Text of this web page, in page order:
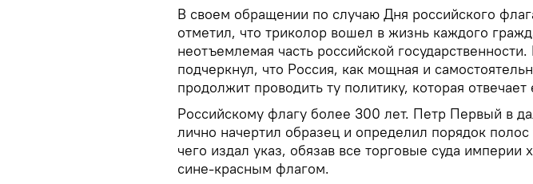
В своем обращении по случаю Дня российского
отметил, что триколор вошел в жизнь каждого
неотъемлемая часть российской
подчеркнул, что Россия, как мощная и
продолжит проводить ту политику, которая
Российскому флагу более 300 лет. Петр Первый в
лично начертил образец и определил порядок
чего издал указ, обязав все торговые суда империи
сине-красным флагом.